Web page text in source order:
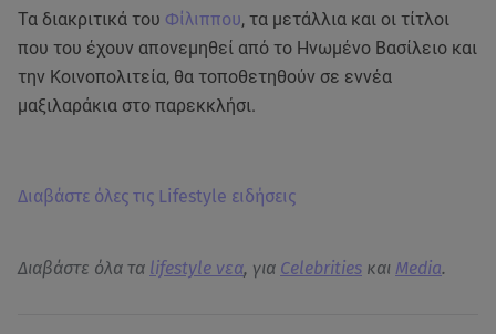
Τα διακριτικά του Φίλιππου, τα μετάλλια και οι τίτλοι
που του έχουν απονεμηθεί από το Ηνωμένο Βασίλειο και
την Κοινοπολιτεία, θα τοποθετηθούν σε εννέα
μαξιλαράκια στο παρεκκλήσι.
Διαβάστε όλες τις Lifestyle ειδήσεις
Διαβάστε όλα τα lifestyle νεα, για Celebrities και Media.